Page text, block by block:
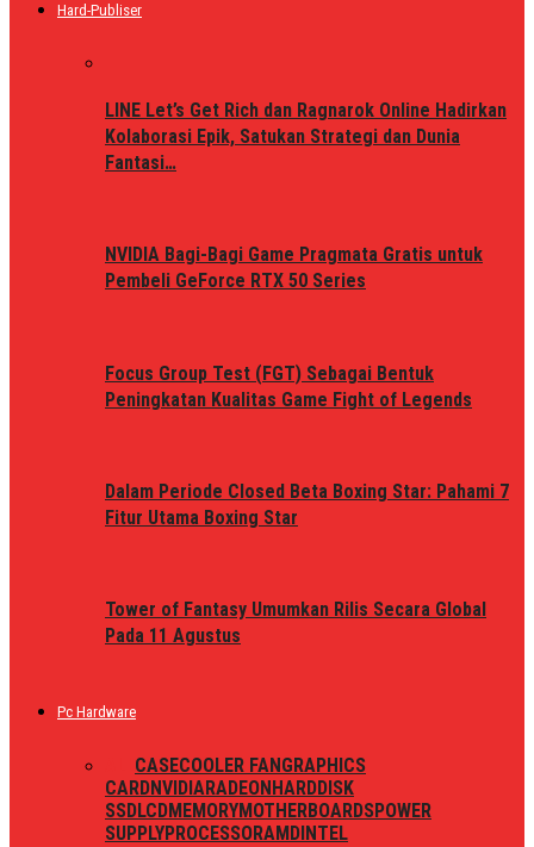
Hard-Publiser
LINE Let’s Get Rich dan Ragnarok Online Hadirkan
Kolaborasi Epik, Satukan Strategi dan Dunia
Fantasi…
NVIDIA Bagi-Bagi Game Pragmata Gratis untuk
Pembeli GeForce RTX 50 Series
Focus Group Test (FGT) Sebagai Bentuk
Peningkatan Kualitas Game Fight of Legends
Dalam Periode Closed Beta Boxing Star: Pahami 7
Fitur Utama Boxing Star
Tower of Fantasy Umumkan Rilis Secara Global
Pada 11 Agustus
Pc Hardware
CASECOOLER FAN GRAPHICS
CARDNVIDIARADEON HARDDISK
SSDLCDMEMORYMOTHERBOARDSPOWER
SUPPLYPROCESSORAMD INTEL